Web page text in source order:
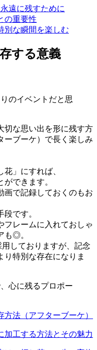
遠に残すために
の重要性
別な瞬間を楽しむ
する意義
のイベントだと思
切な思い出を形に残す方
ブーケ）で長く楽しみ
」にすれば、
できます。
画で記録しておくのもお
です。
フレームに入れておしゃ
も◎。
しておりますが、記念
り特別な存在になりま
心に残るプロポー
法（アフターブーケ）
加工する方法とその魅力